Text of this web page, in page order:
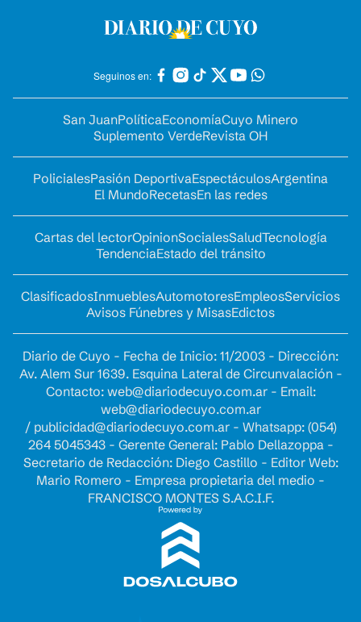
Seguinos en:
San JuanPolíticaEconomíaCuyo Minero
Suplemento VerdeRevista OH
PolicialesPasión DeportivaEspectáculosArgentina
El MundoRecetasEn las redes
Cartas del lectorOpinionSocialesSaludTecnología
TendenciaEstado del tránsito
ClasificadosInmueblesAutomotoresEmpleosServicios
Avisos Fúnebres y MisasEdictos
Diario de Cuyo - Fecha de Inicio: 11/2003 - Dirección:
Av. Alem Sur 1639. Esquina Lateral de Circunvalación -
Contacto: web@diariodecuyo.com.ar- Email:
web@diariodecuyo.com.ar
/ publicidad@diariodecuyo.com.ar- Whatsapp: (054)
264 5045343 - Gerente General: Pablo Dellazoppa -
Secretario de Redacción: Diego Castillo - Editor Web:
Mario Romero - Empresa propietaria del medio -
FRANCISCO MONTES S.A.C.I.F.